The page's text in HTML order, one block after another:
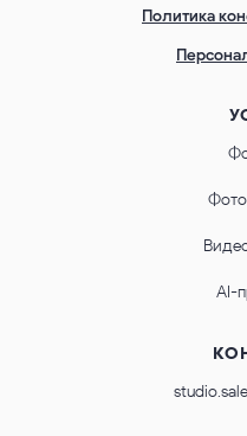
Политика
AI-